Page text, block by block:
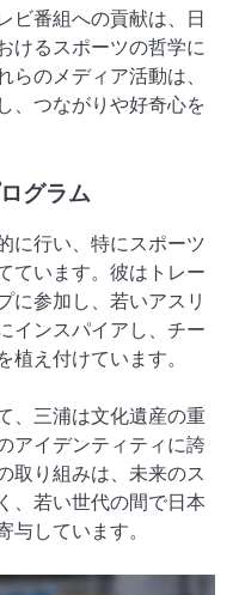
ビ番組への貢献は、日
けるスポーツの哲学に
のメディア活動は、
、つながりや好奇心を
グラム
に行い、特にスポーツ
ています。彼はトレー
に参加し、若いアスリ
インスパイアし、チー
え付けています。
、三浦は文化遺産の重
アイデンティティに誇
取り組みは、未来のス
、若い世代の間で日本
しています。